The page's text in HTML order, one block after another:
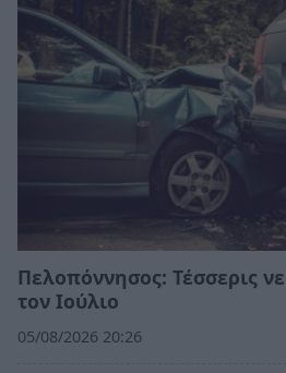
Πελοπόννησος: Τέσσερις
τον Ιούλιο
05/08/2026 20:26